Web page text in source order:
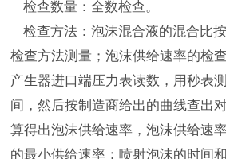
检查数量：全数检查。
检查方法：泡沫混合液的混合比
检查方法测量；泡沫供给速率的检
产生器进口端压力表读数，用秒表
间，然后按制造商给出的曲线查出
算得出泡沫供给速率，泡沫供给速
的最小供给速率；喷射泡沫的时间